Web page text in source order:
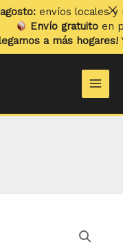
envíos locales y
Envío gratuitoen
a más hogares!Ya